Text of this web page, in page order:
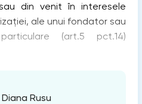
din venit în interesele
ale unui fondator sau
(art.5 pct.14)
Diana Rusu